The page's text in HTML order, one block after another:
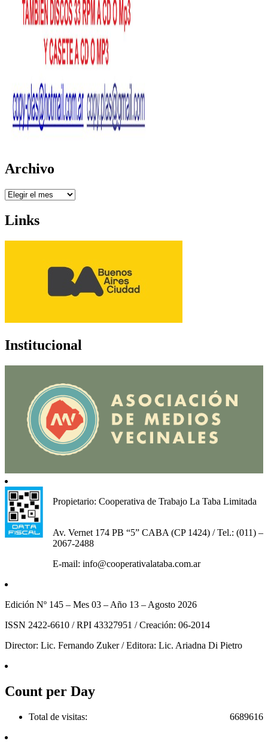
Archivo
Archivo
Links
Institucional
Propietario: Cooperativa de Trabajo La Taba Limitada
Av. Vernet 174 PB “5” CABA (CP 1424) / Tel.: (011) –
2067-2488
E-mail: info@cooperativalataba.com.ar
Edición Nº 145 – Mes 03 – Año 13 – Agosto 2026
ISSN 2422-6610 / RPI 43327951 / Creación: 06-2014
Director: Lic. Fernando Zuker / Editora: Lic. Ariadna Di Pietro
Count per Day
6689616
Total de visitas: